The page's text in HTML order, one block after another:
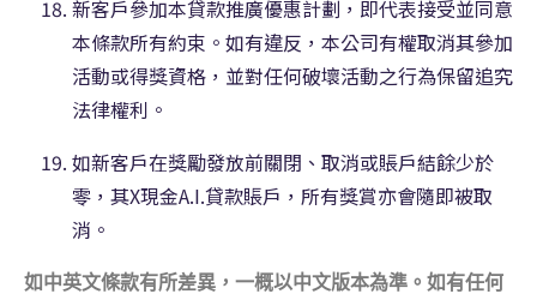
新客戶參加本貸款推廣優惠計劃，即代表接受並同意
本條款所有約束。如有違反，本公司有權取消其參加
活動或得獎資格，並對任何破壞活動之行為保留追究
法律權利。
如新客戶在獎勵發放前關閉、取消或賬戶結餘少於
零，其X現金A.I.貸款賬戶，所有獎賞亦會隨即被取
消。
如中英文條款有所差異，一概以中文版本為準。如有任何